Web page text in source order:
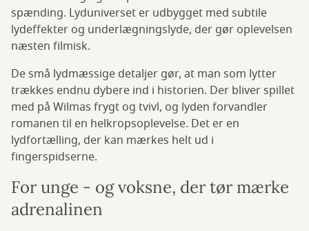
spænding. Lyduniverset er udbygget med subtile
lydeffekter og underlægningslyde, der gør oplevelsen
næsten filmisk.
De små lydmæssige detaljer gør, at man som lytter
trækkes endnu dybere ind i historien. Der bliver spillet
med på Wilmas frygt og tvivl, og lyden forvandler
romanen til en helkropsoplevelse. Det er en
lydfortælling, der kan mærkes helt ud i
fingerspidserne.
For unge - og voksne, der tør mærke
adrenalinen